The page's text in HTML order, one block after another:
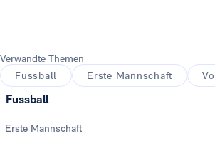
Verwandte Themen
Fussball
Erste Mannschaft
Fussball
Erste Mannschaft